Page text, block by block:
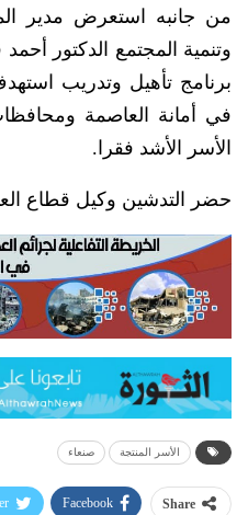
من جانبه استعرض مدير
وتنمية المجتمع الدكتور
برنامج تأهيل وتدريب
في أمانة العاصمة
الأسر الأشد فقرا.
حضر التدشين وكيل قطاع
الأسر المنتجة صنعاء
Share
Facebook